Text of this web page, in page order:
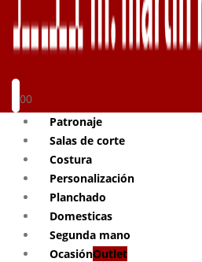
00
Patronaje
Salas de corte
Costura
Personalización
Planchado
Domesticas
Segunda mano
OcasiónOutlet